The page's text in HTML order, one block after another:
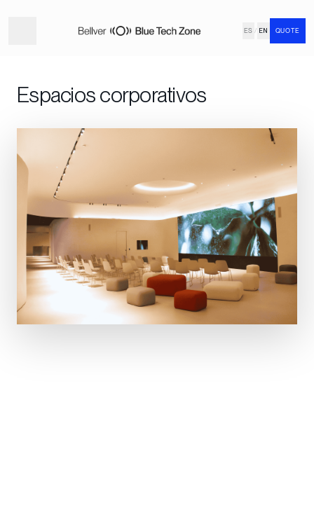
ES / EN QUOTE
Espacios corporativos